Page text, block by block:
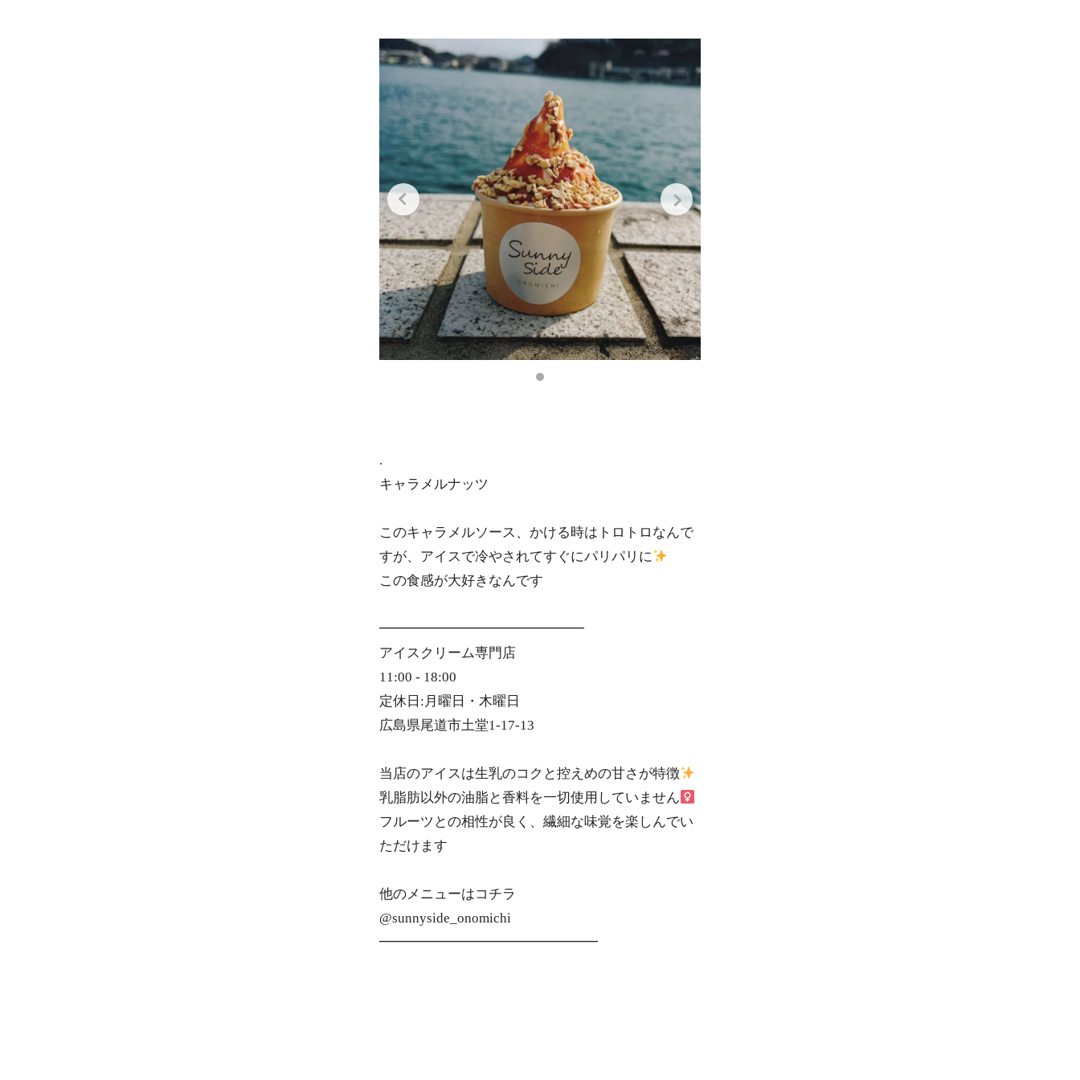
.
キャラメルナッツ
このキャラメルソース、かける時はトロトロなんで
すが、アイスで冷やされてすぐにパリパリに
この食感が大好きなんです
━━━━━━━━━━━━━━━
アイスクリーム専門店
11:00 - 18:00
定休日:月曜日・木曜日
広島県尾道市土堂1-17-13
当店のアイスは生乳のコクと控えめの甘さが特徴
乳脂肪以外の油脂と香料を一切使用していません‍
フルーツとの相性が良く、繊細な味覚を楽しんでい
ただけます
他のメニューは️️コチラ
@sunnyside_onomichi
━━━━━━━━━━━━━━━━